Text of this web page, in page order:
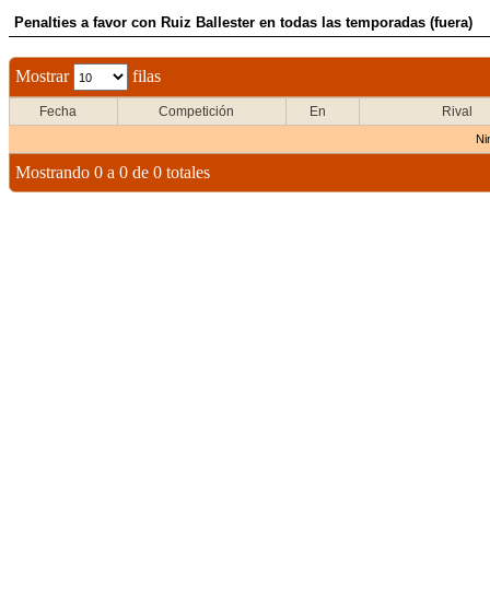
Penalties a favor con Ruiz Ballester en todas las temporadas (fuera)
Mostrar filas
Fecha Competición En Rival
Mostrando 0 a 0 de 0 totales